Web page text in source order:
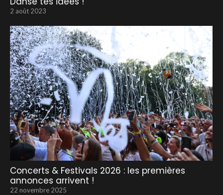
2 août 2023
Concerts & Festivals 2026 : les premières
annonces arrivent !
22 novembre 2025